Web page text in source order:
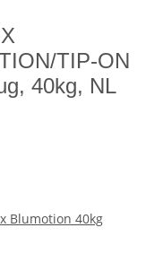
TIP-ON
40kg, NL
Blumotion 40kg